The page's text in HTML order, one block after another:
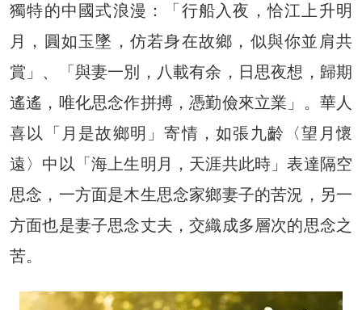
獨特的中國式浪漫：「行船入夜，恰江上升明
月，圓如玉墜，仿若身在故鄉，似與你並肩共
賞」、「與妻一別，八載有余，日思夜想，歸期
遙遙，唯化思念作拼搏，憑勤儉來立業」。華人
喜以「月是故鄉明」寄情，如張九齡〈望月懷
遠〉中以「海上生明月，天涯共此時」表達隔空
思念，一方面是木生思念家鄉妻子的苦況，另一
方面也是妻子思念丈夫，交織成多層次的思念之
苦。